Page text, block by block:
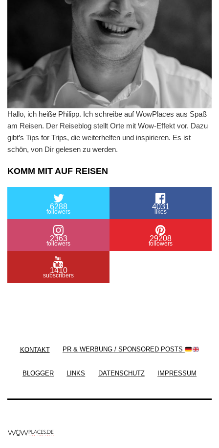
Hallo, ich heiße Philipp. Ich schreibe auf WowPlaces aus Spaß
am Reisen. Der Reiseblog stellt Orte mit Wow-Effekt vor. Dazu
gibt’s Tips for Trips, die weiterhelfen und inspirieren. Es ist
schön, von Dir gelesen zu werden.
KOMM MIT AUF REISEN
6288
followers
4031
likes
2363
followers
29208
followers
1410
subscribers
KONTAKT PR & WERBUNG / SPONSORED POSTS
BLOGGER LINKS DATENSCHUTZ IMPRESSUM